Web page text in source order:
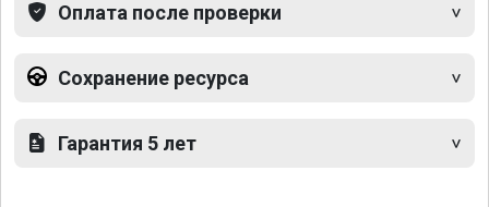
Оплата после проверки
Сохранение ресурса
Гарантия 5 лет